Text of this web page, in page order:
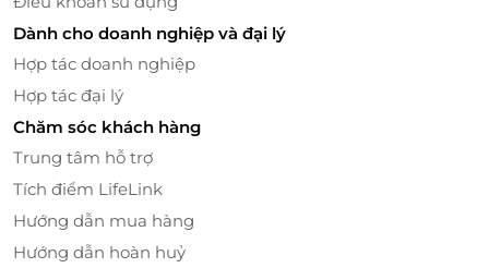
Với thiết kế ngập tràn màu sắc và sự sáng tạo, nhà
trung, hiện đại, đầy cảm hứng. Những gam màu tươi
sáng, kết hợp với ánh đèn lung linh, sẽ tạo ra những
bức ảnh sống ảo cực chất, làm hài lòng những tín đồ
mê chụp ảnh.
Dành cho doanh nghiệp và đại lý
Hợp tác doanh nghiệp
Hợp tác đại lý
Chăm sóc khách hàng
Trung tâm hỗ trợ
Tích điểm LifeLink
Hướng dẫn mua hàng
Hướng dẫn hoàn huỷ